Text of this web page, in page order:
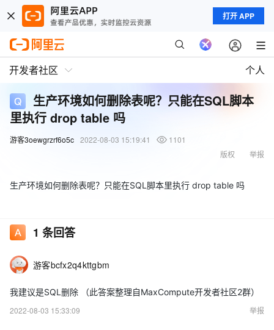
打开 APP
开发者社区 个人
生产环境如何删除表呢？只能在SQL脚本
里执行 drop table 吗
游客3oewgrzrf6o5c 2022-08-03 15:19:41
1101
举报
版权
生产环境如何删除表呢？只能在SQL脚本里执行 drop table 吗
1 条回答
游客bcfx2q4kttgbm
我建议是SQL删除 （此答案整理自MaxCompute开发者社区2群）
2022-08-03 15:33:09
举报